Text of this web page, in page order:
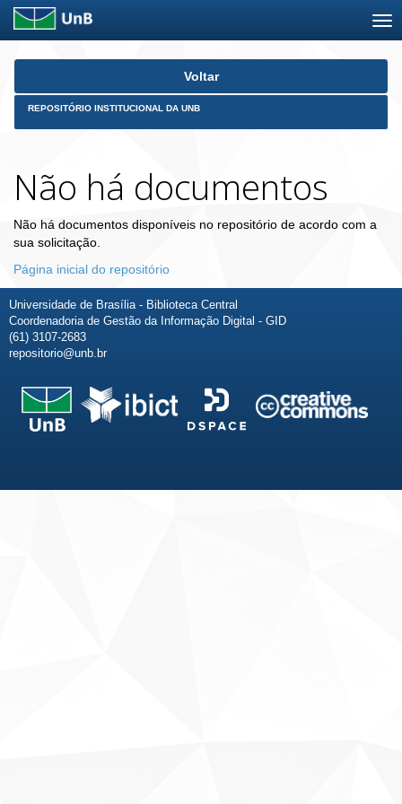
Skip
Voltar
REPOSITÓRIO INSTITUCIONAL DA UNB
Não há documentos
Não há documentos disponíveis no repositório de acordo com a
sua solicitação.
Página inicial do repositório
Universidade de Brasília - Biblioteca Central
Coordenadoria de Gestão da Informação Digital - GID
(61) 3107-2683
repositorio@unb.br